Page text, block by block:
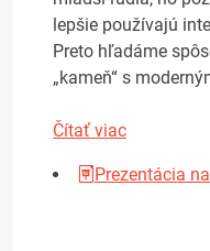
lepšie používajú
Preto hľadáme
„kameň“ s
Čítať viac
Prezentácia